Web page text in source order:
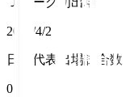
2022/4/2
日本代表出場試合数
0